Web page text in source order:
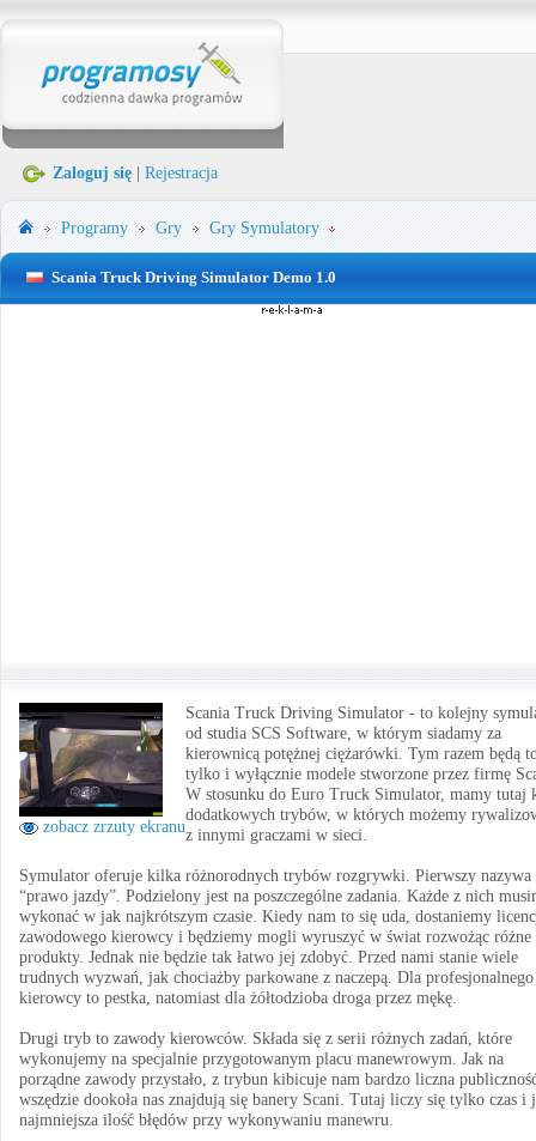
Zaloguj się Rejestracja
Programy Gry Gry Symulatory
Scania Truck Driving Simulator Demo 1.0
zobacz zrzuty ekranu
Scania Truck Driving Simulator - to kolejny
od studia SCS Software, w którym siadamy za
kierownicą potężnej ciężarówki. Tym razem będą
tylko i wyłącznie modele stworzone przez firmę
W stosunku do Euro Truck Simulator, mamy tutaj
dodatkowych trybów, w których możemy
z innymi graczami w sieci.
Symulator oferuje kilka różnorodnych trybów rozgrywki. Pierwszy nazywa
“prawo jazdy”. Podzielony jest na poszczególne zadania. Każde z nich
wykonać w jak najkrótszym czasie. Kiedy nam to się uda, dostaniemy
zawodowego kierowcy i będziemy mogli wyruszyć w świat rozwożąc różne
produkty. Jednak nie będzie tak łatwo jej zdobyć. Przed nami stanie wiele
trudnych wyzwań, jak chociażby parkowane z naczepą. Dla profesjonalnego
kierowcy to pestka, natomiast dla żółtodzioba droga przez mękę.
Drugi tryb to zawody kierowców. Składa się z serii różnych zadań, które
wykonujemy na specjalnie przygotowanym placu manewrowym. Jak na
porządne zawody przystało, z trybun kibicuje nam bardzo liczna
wszędzie dookoła nas znajdują się banery Scani. Tutaj liczy się tylko czas i
najmniejsza ilość błędów przy wykonywaniu manewru.